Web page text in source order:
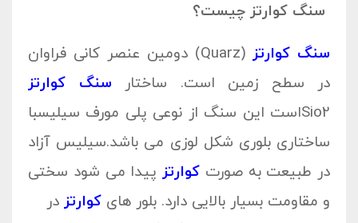
سنگ کوارتز چیست؟
سنگ کوارتز
(Quarz) دومین عنصر کانی فراوان
در سطح زمین است. ساختار سنگ کوارتز
Sio2است این سنگ از نوعی پلی مورف سیلیسبا
ساختاری بلوری شکل لوزی می باشد.سیلیس آزاد
در طبیعت به صورت کوارتز پیدا می شود سختی
و مقاومت بسیار بالایی دارد. بلور های کوارتز در